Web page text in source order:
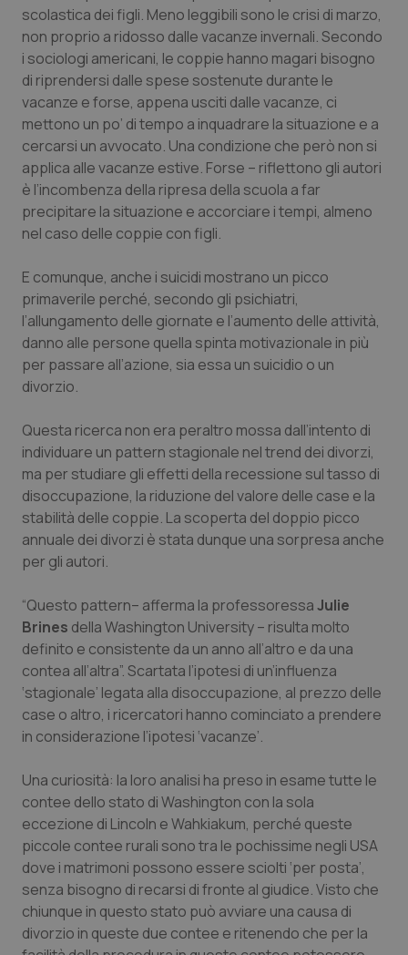
Toscana
Umbria
Valle D’Aosta
Veneto
Obesità
Oftalmologia
Oncodermatologia
Oncoematologia
Oncologia & Nutrizione
Psoriasi & pelle
Quotidiano Cardiologia
Quotidiano Chirurgia
Quotidiano Oncologia
Quotidiano Pediatria
Rene & patologie urogenitali
Salute orale & impianti
Sangue & coagulazione
Tiroide
Tumore al seno
Tumori del Polmone & Testa Collo
Tumori gastrointestinali
Ulcera & Reflusso
Vaccini
scolastica dei figli. Meno leggibili sono le crisi di marzo,
non proprio a ridosso dalle vacanze invernali. Secondo
i sociologi americani, le coppie hanno magari bisogno
di riprendersi dalle spese sostenute durante le
vacanze e forse, appena usciti dalle vacanze, ci
mettono un po’ di tempo a inquadrare la situazione e a
cercarsi un avvocato. Una condizione che però non si
applica alle vacanze estive. Forse – riflettono gli autori
è l’incombenza della ripresa della scuola a far
precipitare la situazione e accorciare i tempi, almeno
nel caso delle coppie con figli.
E comunque, anche i suicidi mostrano un picco
primaverile perché, secondo gli psichiatri,
l’allungamento delle giornate e l’aumento delle attività,
danno alle persone quella spinta motivazionale in più
per passare all’azione, sia essa un suicidio o un
divorzio.
Questa ricerca non era peraltro mossa dall’intento di
individuare un pattern stagionale nel trend dei divorzi,
ma per studiare gli effetti della recessione sul tasso di
disoccupazione, la riduzione del valore delle case e la
stabilità delle coppie. La scoperta del doppio picco
annuale dei divorzi è stata dunque una sorpresa anche
per gli autori.
“Questo pattern– afferma la professoressaJulie
Brines della Washington University – risulta molto
definito e consistente da un anno all’altro e da una
contea all’altra”. Scartata l’ipotesi di un’influenza
‘stagionale’ legata alla disoccupazione, al prezzo delle
case o altro, i ricercatori hanno cominciato a prendere
in considerazione l’ipotesi ‘vacanze’.
Una curiosità: la loro analisi ha preso in esame tutte le
contee dello stato di Washington con la sola
eccezione di Lincoln e Wahkiakum, perché queste
piccole contee rurali sono tra le pochissime negli USA
dove i matrimoni possono essere sciolti ‘per posta’,
senza bisogno di recarsi di fronte al giudice. Visto che
chiunque in questo stato può avviare una causa di
divorzio in queste due contee e ritenendo che per la